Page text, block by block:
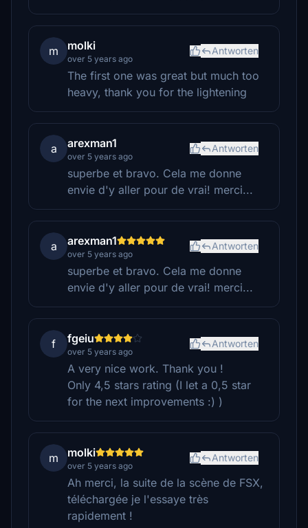
m molki
over 5 years ago
Antworten
The first one was great but much too
heavy, thank you for the lightening
a arexman1
over 5 years ago
Antworten
superbe et bravo. Cela me donne
envie d'y aller pour de vrai! merci...
a arexman1
over 5 years ago
Antworten
superbe et bravo. Cela me donne
envie d'y aller pour de vrai! merci...
f fgeiu
over 5 years ago
Antworten
A very nice work. Thank you !
Only 4,5 stars rating (I let a 0,5 star
for the next improvements :) )
m molki
over 5 years ago
Antworten
Ah merci, la suite de la scène de FSX,
téléchargée je l'essaye très
rapidement !